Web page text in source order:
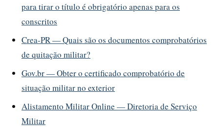
para tirar o título é obrigatório apenas para os
conscritos
Crea-PR — Quais são os documentos comprobatórios
de quitação militar?
Gov.br — Obter o certificado comprobatório de
situação militar no exterior
Alistamento Militar Online — Diretoria de Serviço
Militar